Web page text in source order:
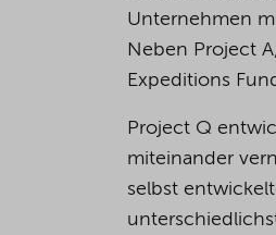
Unternehmen
Neben Project
Expeditions
Project Q
miteinander
selbst